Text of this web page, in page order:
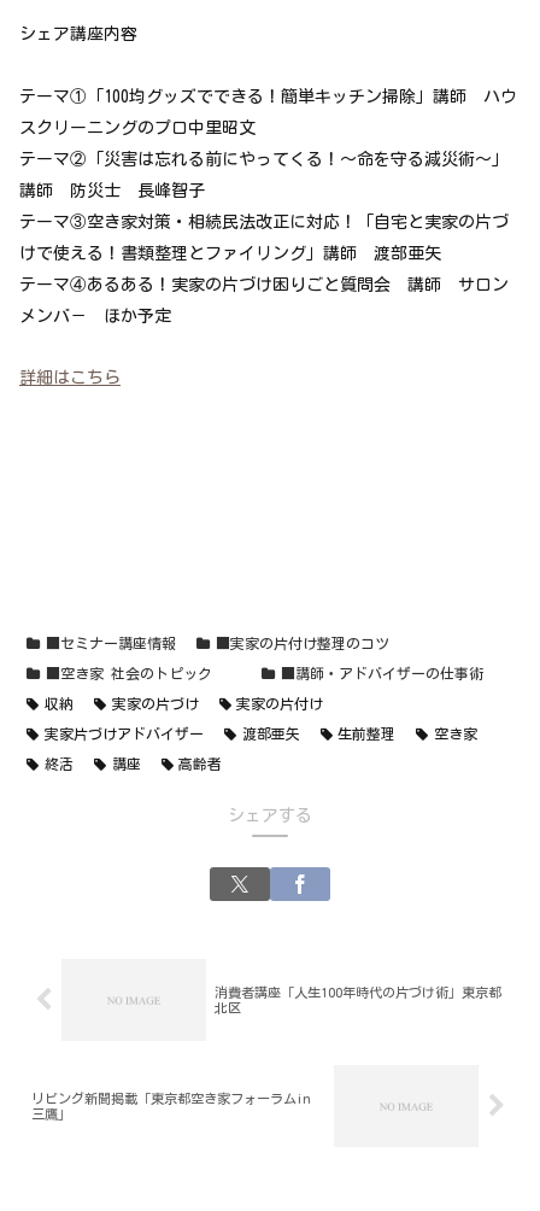
シェア講座内容
テーマ①「100均グッズでできる！簡単キッチン掃除」講師 ハウ
スクリーニングのプロ中里昭文
テーマ②「 災害は忘れる前にやってくる！～命を守る減災術～」
講師 防災士 長峰智子
テーマ③空き家対策・相続民法改正に対応！
「自宅と実家の片づ
けで使える！書類整理とファイリング」講師 渡部亜矢
テーマ④あるある！実家の片づけ困りごと質問会 講師 サロン
メンバ－ ほか予定
詳細はこちら
■セミナー講座情報 ■実家の片付け整理のコツ
■空き家 社会のトピック ■講師・アドバイザーの仕事術
収納 実家の片づけ 実家の片付け
実家片づけアドバイザー 渡部亜矢 生前整理 空き家
終活 講座 高齢者
シェアする
消費者講座「人生100年時代の片づけ術」東京都
北区
リビング新聞掲載「東京都空き家フォーラムin
三鷹」